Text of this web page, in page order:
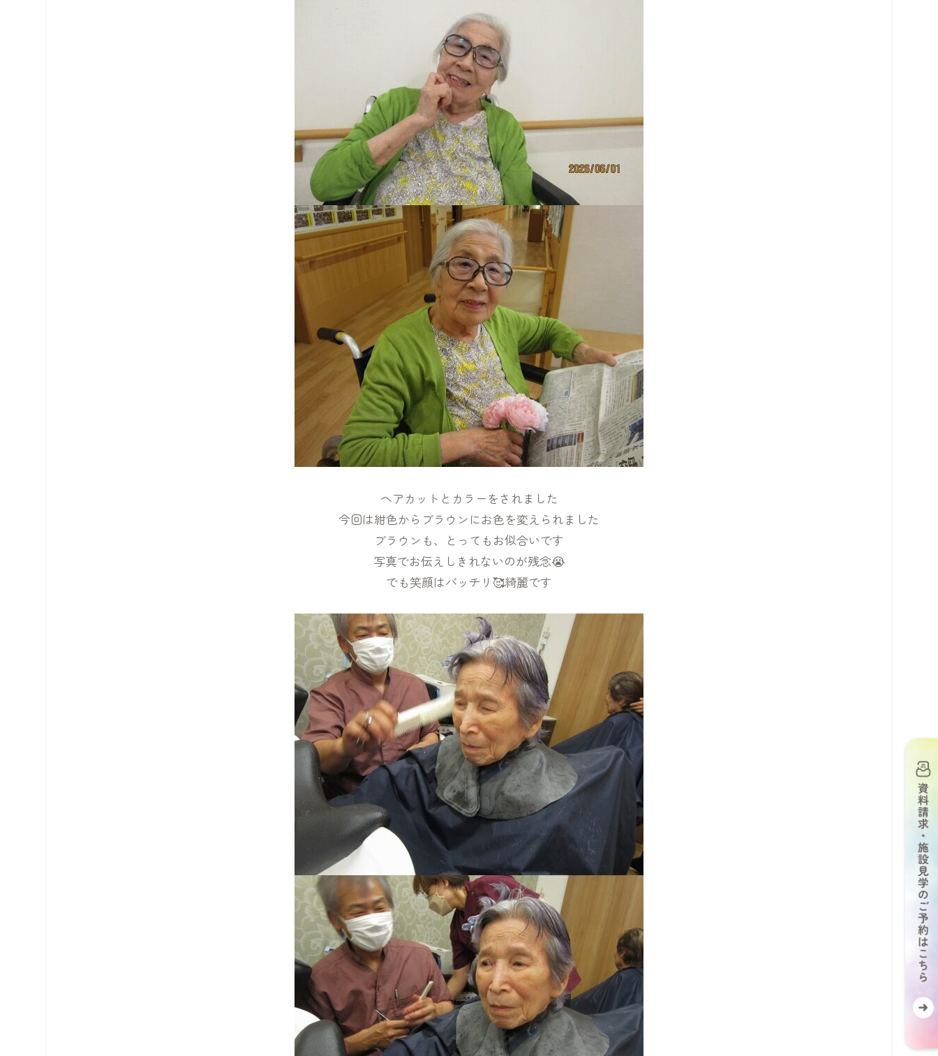
ヘアカットとカラーをされました
今回は紺色からブラウンにお色を変えられました
ブラウンも、とってもお似合いです
写真でお伝えしきれないのが残念😭
でも笑顔はバッチリ🥰綺麗です